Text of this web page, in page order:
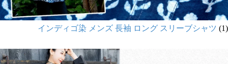
インディゴ染 メンズ 長袖 ロング スリーブシャツ (1)